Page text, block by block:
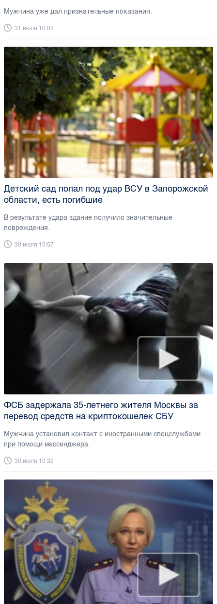
Мужчина уже дал признательные показания.
31 июля 10:02
Детский сад попал под удар ВСУ в Запорожской
области, есть погибшие
В результате удара здание получило значительные
повреждения.
30 июля 15:57
ФСБ задержала 35-летнего жителя Москвы за
перевод средств на криптокошелек СБУ
Мужчина установил контакт с иностранными спецслужбами
при помощи мессенджера.
30 июля 10:32